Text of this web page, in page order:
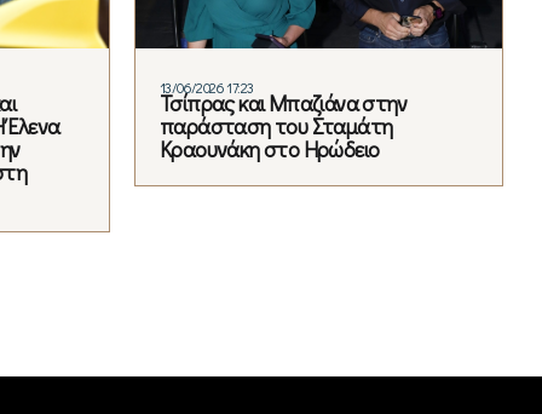
Έλενα
13/06/2026 17:23
Τσίπρας και Μπαζιάνα στην
παράσταση του Σταμάτη
Κραουνάκη στο Ηρώδειο